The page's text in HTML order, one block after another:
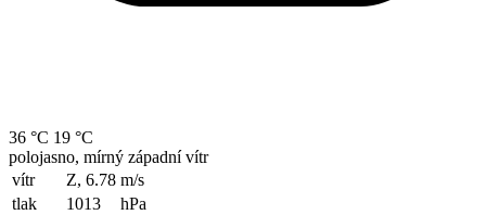
36 °C 19 °C
polojasno, mírný západní vítr
vítr
Z, 6.78 m/s
tlak
1013
hPa